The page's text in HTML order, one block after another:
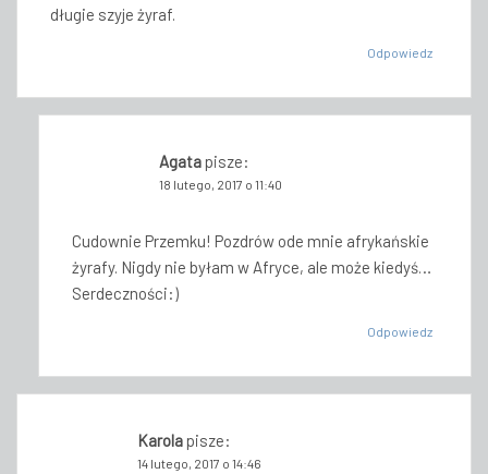
długie szyje żyraf.
Odpowiedz
Agata pisze:
18 lutego, 2017 o 11:40
Cudownie Przemku! Pozdrów ode mnie afrykańskie
żyrafy. Nigdy nie byłam w Afryce, ale może kiedyś…
Serdeczności:)
Odpowiedz
Karola pisze:
14 lutego, 2017 o 14:46